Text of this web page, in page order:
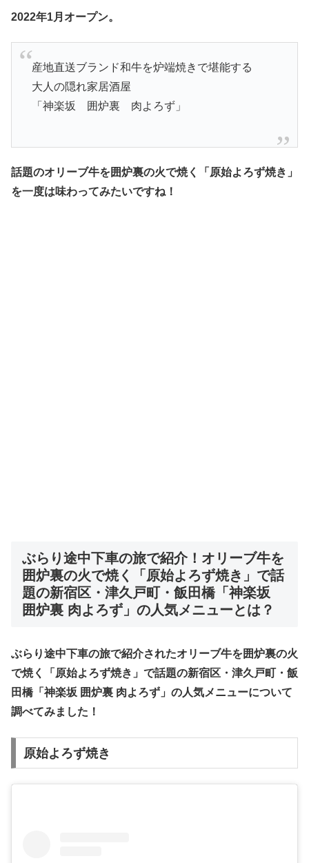
2022年1月オープン。
産地直送ブランド和牛を炉端焼きで堪能する
大人の隠れ家居酒屋
「神楽坂 囲炉裏 肉よろず」
話題のオリーブ牛を囲炉裏の火で焼く「原始よろず焼き」
を一度は味わってみたいですね！
ぶらり途中下車の旅で紹介！ オリーブ牛を
囲炉裏の火で焼く「原始よろず焼き」で話
題の新宿区・津久戸町・飯田橋「神楽坂
囲炉裏 肉よろず」 の人気メニューとは？
ぶらり途中下車の旅で紹介されたオリーブ牛を囲炉裏の火
で焼く「原始よろず焼き」で話題の新宿区・津久戸町・飯
田橋「神楽坂 囲炉裏 肉よろず」 の人気メニューについて
調べてみました！
原始よろず焼き